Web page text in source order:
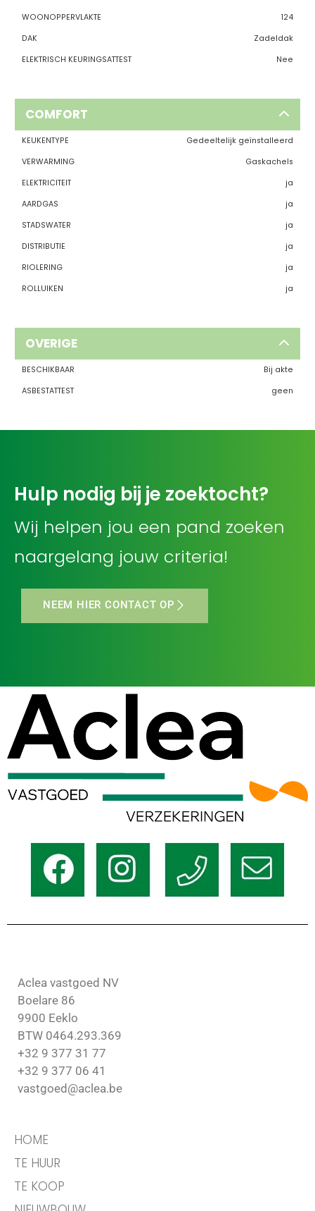
WOONOPPERVLAKTE
124
DAK
Zadeldak
ELEKTRISCH KEURINGSATTEST
Nee
COMFORT
KEUKENTYPE
Gedeeltelijk geïnstalleerd
VERWARMING
Gaskachels
ELEKTRICITEIT
ja
AARDGAS
ja
STADSWATER
ja
DISTRIBUTIE
ja
RIOLERING
ja
ROLLUIKEN
ja
OVERIGE
BESCHIKBAAR
Bij akte
ASBESTATTEST
geen
Hulp nodig bij je zoektocht?
Wij helpen jou een pand zoeken
naargelang jouw criteria!
NEEM HIER CONTACT OP
Aclea vastgoed NV
Boelare 86
9900 Eeklo
BTW 0464.293.369
+32 9 377 31 77
+32 9 377 06 41
vastgoed@aclea.be
HOME
TE HUUR
TE KOOP